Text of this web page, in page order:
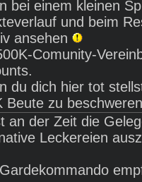
bei einem kleinen
und beim
ansehen
Comunity-
du dich hier tot
Beute zu beschweren
an der Zeit die
Leckereien